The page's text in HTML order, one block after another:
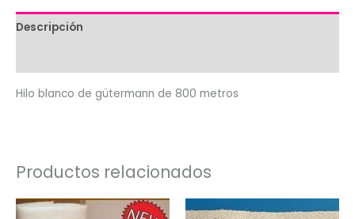
metros
cantidad
Descripción
Hilo blanco de gütermann de 800 metros
Productos relacionados